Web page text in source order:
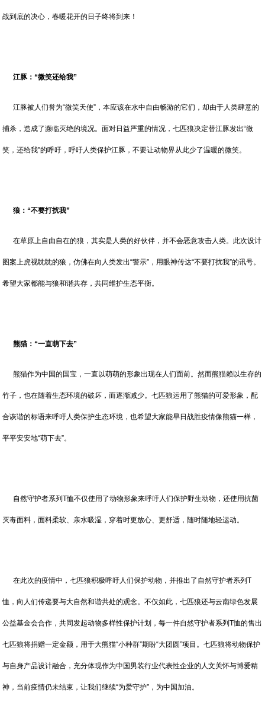
战到底的决心，春暖花开的日子终将到来！
江豚：“微笑还给我”
江豚被人们誉为“微笑天使”，本应该在水中自由畅游的它们，却由于人类肆意的
捕杀，造成了濒临灭绝的境况。面对日益严重的情况，七匹狼决定替江豚发出“微
笑，还给我”的呼吁，呼吁人类保护江豚，不要让动物界从此少了温暖的微笑。
狼：“不要打扰我”
在草原上自由自在的狼，其实是人类的好伙伴，并不会恶意攻击人类。此次设计
图案上虎视眈眈的狼，仿佛在向人类发出“警示”，用眼神传达“不要打扰我”的讯号。
希望大家都能与狼和谐共存，共同维护生态平衡。
熊猫：“一直萌下去”
熊猫作为中国的国宝，一直以萌萌的形象出现在人们面前。然而熊猫赖以生存的
竹子，也在随着生态环境的破坏，而逐渐减少。七匹狼运用了熊猫的可爱形象，配
合诙谐的标语来呼吁人类保护生态环境，也希望大家能早日战胜疫情像熊猫一样，
平平安安地“萌下去”。
自然守护者系列T恤不仅使用了动物形象来呼吁人们保护野生动物，还使用抗菌
灭毒面料，面料柔软、亲水吸湿，穿着时更放心、更舒适，随时随地轻运动。
在此次的疫情中，七匹狼积极呼吁人们保护动物，并推出了自然守护者系列T
恤，向人们传递要与大自然和谐共处的观念。不仅如此，七匹狼还与云南绿色发展
公益基金会合作，共同发起动物多样性保护计划，每一件自然守护者系列T恤的售出
七匹狼将捐赠一定金额，用于大熊猫“小种群”期盼“大团圆”项目。七匹狼将动物保护
与自身产品设计融合，充分体现作为中国男装行业代表性企业的人文关怀与博爱精
神，当前疫情仍未结束，让我们继续“为爱守护”，为中国加油。